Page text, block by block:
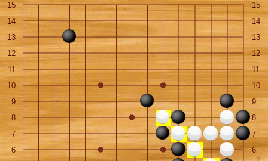
15
15
14
14
13
13
12
12
11
11
10
10
9
9
8
8
7
7
6
6